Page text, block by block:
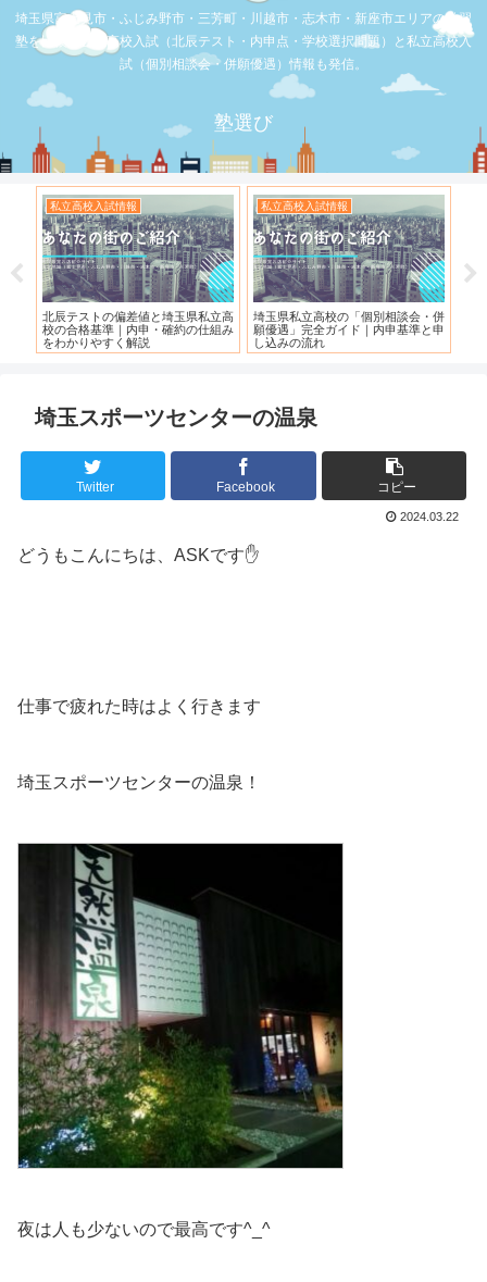
埼玉県富士見市・ふじみ野市・三芳町・川越市・志木市・新座市エリアの学習
塾を比較。公立高校入試（北辰テスト・内申点・学校選択問題）と私立高校入
試（個別相談会・併願優遇）情報も発信。
塾選び
私立高校入試情報
北辰テストの偏差値と埼玉県私立高
校の合格基準｜内申・確約の仕組み
をわかりやすく解説
私立高校入試情報
埼玉県私立高校の「個別相談会・併
願優遇」完全ガイド｜内申基準と申
し込みの流れ
お店の覆
【スシロ
れている！
埼玉スポーツセンターの温泉
Twitter Facebook コピー
2024.03.22
どうもこんにちは、ASKです✋
仕事で疲れた時はよく行きます
埼玉スポーツセンターの温泉！
夜は人も少ないので最高です^_^